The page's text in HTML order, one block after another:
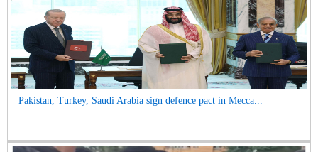
Pakistan, Turkey, Saudi Arabia sign defence pact in Mecca...